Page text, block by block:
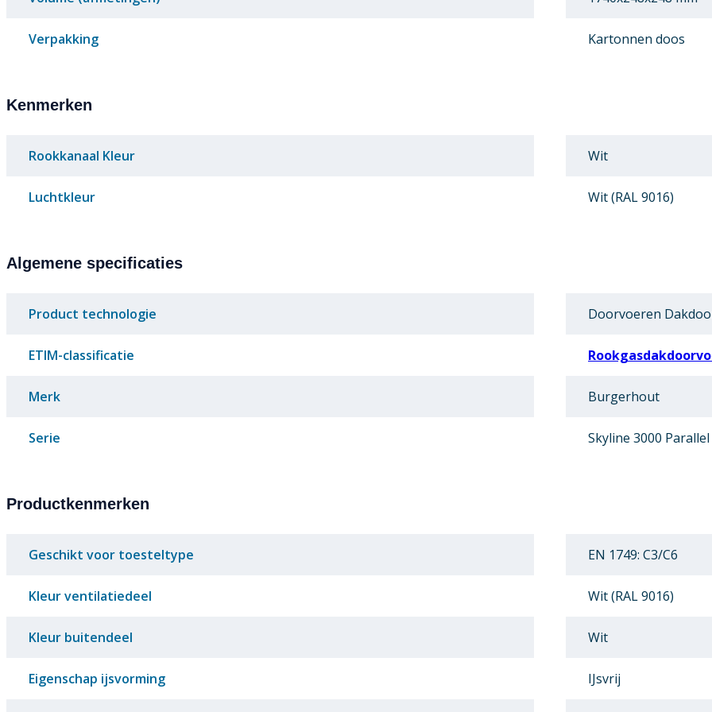
Verpakking Kartonnen doos
Kenmerken
Rookkanaal Kleur Wit
Luchtkleur Wit (RAL 9016)
Algemene specificaties
Product technologie Doorvoeren
ETIM-classificatie
Merk Burgerhout
Serie Skyline 3000 Parallel
Productkenmerken
Geschikt voor toesteltype EN 1749: C3/C6
Kleur ventilatiedeel Wit (RAL 9016)
Kleur buitendeel Wit
Eigenschap ijsvorming IJsvrij